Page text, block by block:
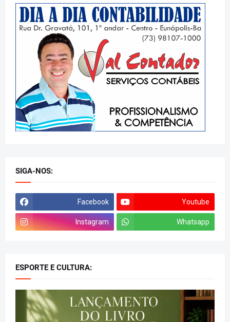
SIGA-NOS:
Facebook Youtube
Instagram Whatsapp
ESPORTE E CULTURA: